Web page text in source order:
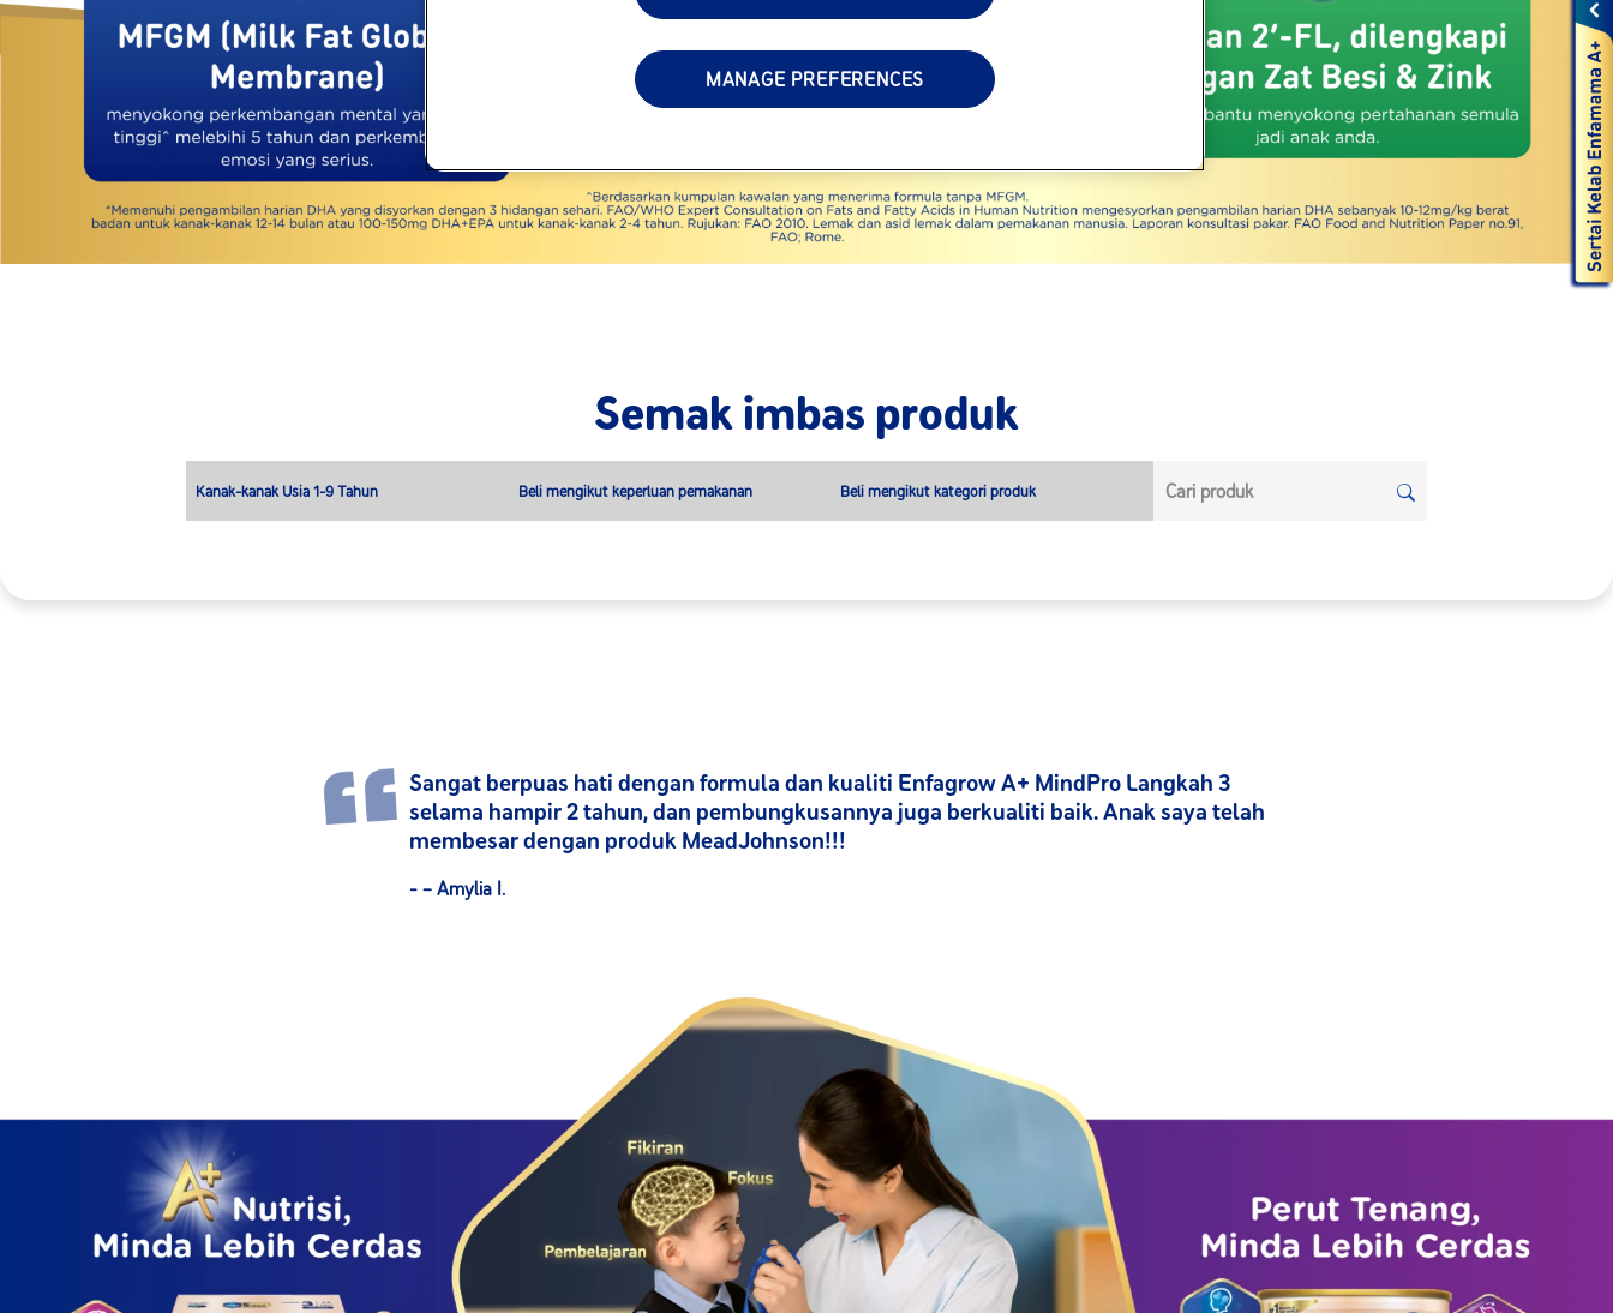
Semak imbas produk
Sangat berpuas hati dengan formula dan kualiti Enfagrow A+ MindPro Langkah 3
selama hampir 2 tahun, dan pembungkusannya juga berkualiti baik. Anak saya telah
membesar dengan produk MeadJohnson!!!
- – Amylia I.
MANAGE PREFERENCES